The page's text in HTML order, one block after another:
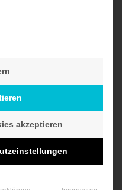
Ihnen ermöglicht,
zu Ihrem
Arbeit für Sie eine
oder eine
wichtiger
akzeptieren